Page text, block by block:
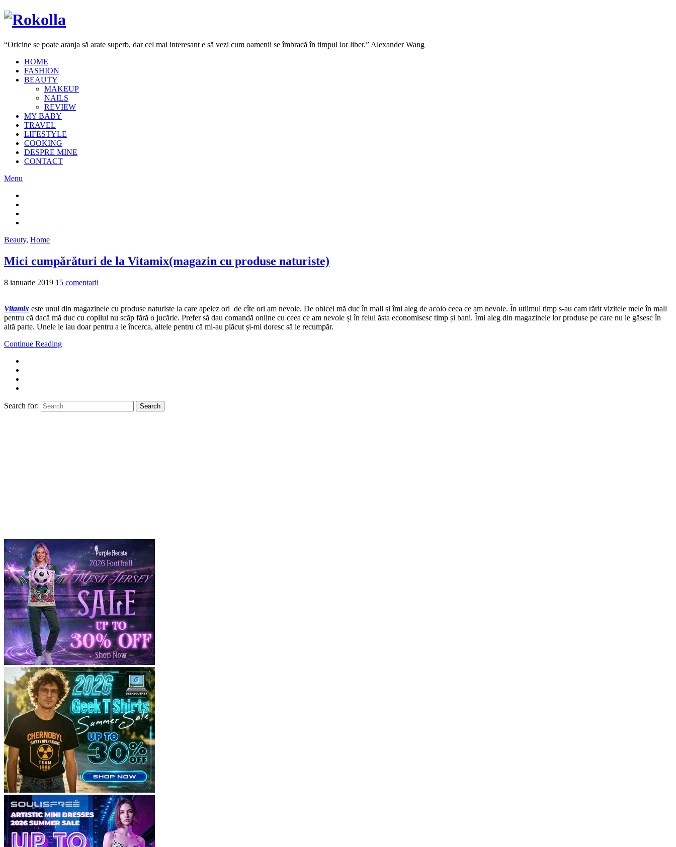
“Oricine se poate aranja să arate superb, dar cel mai interesant e să vezi cum oamenii se îmbracă în timpul lor liber.” Alexander Wang
HOME
FASHION
BEAUTY
MAKEUP
NAILS
REVIEW
MY BABY
TRAVEL
LIFESTYLE
COOKING
DESPRE MINE
CONTACT
Menu
Beauty, Home
Mici cumpărături de la Vitamix(magazin cu produse naturiste)
8 ianuarie 2019 15 comentarii
Vitamix este unul din magazinele cu produse naturiste la care apelez ori de cîte ori am nevoie. De obicei mă duc în mall și îmi aleg de acolo ceea ce am nevoie. În utlimul timp s-au cam rărit vizitele mele în mall
pentru că dacă mă duc cu copilul nu scăp fără o jucărie. Prefer să dau comandă online cu ceea ce am nevoie și în felul ăsta economisesc timp și bani. Îmi aleg din magazinele lor produse pe care nu le găsesc în
altă parte. Unele le iau doar pentru a le încerca, altele pentru că mi-au plăcut și-mi doresc să le recumpăr.
Continue Reading
Search for: Search